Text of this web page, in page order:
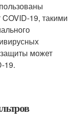
19, такими
может
19.